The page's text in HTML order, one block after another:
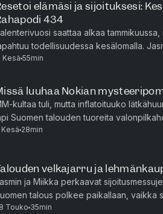
elämäsi ja sijoituksesi:
434
saattaa alkaa
todellisuudessa kesälomalla.
suuriin suunnanmuutoksiin. Onko
Kesä 55min
luuhaa Nokian
kultaa tuli, mutta inflatoituuko
Suomen talouden tuoreita
Aalto-yliopiston tutkimuksen
Kesä 28min
velkajarru ja
ja Miikka perkaavat
talous polkee paikallaan, vaikka
Touko 35min